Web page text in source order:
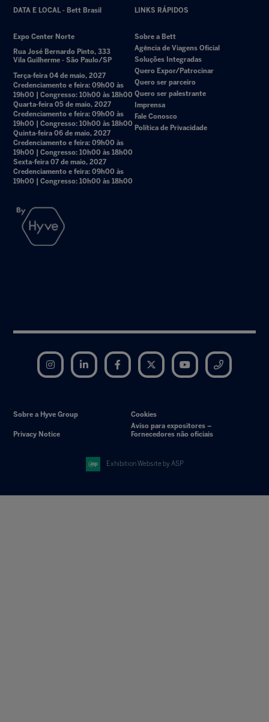
DATA E LOCAL - Bett Brasil
Expo Center Norte
Rua José Bernardo Pinto, 333
Vila Guilherme - São Paulo/SP
Terça-feira 04 de maio, 2027
Credenciamento e feira: 09h00 às
19h00 | Congresso: 10h00 às 18h00
Quarta-feira 05 de maio, 2027
Credenciamento e feira: 09h00 às
19h00 | Congresso: 10h00 às 18h00
Quinta-feira 06 de maio, 2027
Credenciamento e feira: 09h00 às
19h00 | Congresso: 10h00 às 18h00
Sexta-feira 07 de maio, 2027
Credenciamento e feira: 09h00 às
19h00 | Congresso: 10h00 às 18h00
LINKS RÁPIDOS
Sobre a Bett
Agência de Viagens Oficial
Soluções Integradas
Quero Expor/Patrocinar
Quero ser parceiro
Quero ser palestrante
Imprensa
Fale Conosco
Política de Privacidade
Instagram LinkedIn Facebook Twitter YouTube
Sobre a Hyve Group Cookies
Privacy Notice
Aviso para expositores –
Fornecedores não oficiais
Exhibition Website by ASP